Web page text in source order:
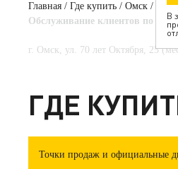
В
Главная / Где купить / Омск /
Обслуживание клиентов по
г. Омск, ул. 70 лет Октября, 25
ГДЕ
Точки продаж и официальные